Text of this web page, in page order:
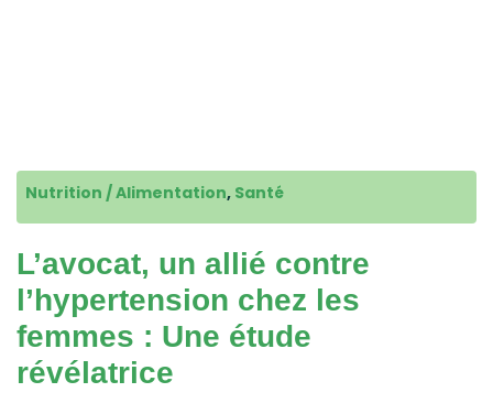
Nutrition / Alimentation, Santé
L’avocat, un allié contre
l’hypertension chez les
femmes : Une étude
révélatrice